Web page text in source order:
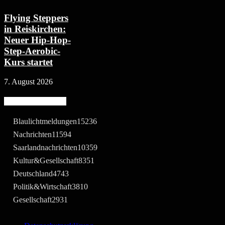
Flying Steppers
in Reiskirchen:
Neuer Hip-Hop-
Step-Aerobic-
Kurs startet
7. August 2026
Blaulichtmeldungen15236
Nachrichten11594
Saarlandnachrichten10359
Kultur&Gesellschaft8351
Deutschland4743
Politik&Wirtschaft3810
Gesellschaft2931